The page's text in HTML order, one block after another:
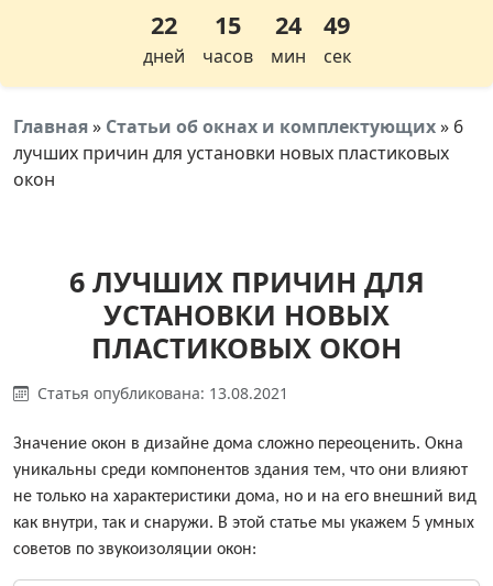
22
дней
15
часов
24
мин
48
сек
Главная» Статьи об окнах и комплектующих» 6
лучших причин для установки новых пластиковых
окон
6 ЛУЧШИХ ПРИЧИН ДЛЯ
УСТАНОВКИ НОВЫХ
ПЛАСТИКОВЫХ ОКОН
Статья опубликована: 13.08.2021
Значение окон в дизайне дома сложно переоценить. Окна
уникальны среди компонентов здания тем, что они влияют
не только на характеристики дома, но и на его внешний вид
как внутри, так и снаружи. В этой статье мы укажем 5 умных
советов по звукоизоляции окон: